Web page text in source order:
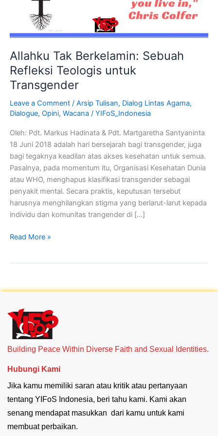
Allahku Tak Berkelamin: Sebuah
Refleksi Teologis untuk
Transgender
Leave a Comment / Arsip Tulisan, Dialog Lintas Agama,
Dialogue, Opini, Wacana / YIFoS_Indonesia
Oleh: Pdt. Markus Hadinata & Pdt. Martgaretha Santyaninta
18 Juni 2018 adalah hari bersejarah bagi transgender, juga
bagi tegaknya keadilan atas akses kesehatan untuk semua.
Pasalnya, pada momentum itu, Organisasi Kesehatan Dunia
atau WHO, menghapus klasifikasi transgender sebagai
penyakit mental. Secara praktis, keputusan tersebut
harusnya menghilangkan stigma yang berlarut-larut kepada
individu dan komunitas trangender di […]
Transgender
Read More »
Building Peace Within Diverse Faith and Sexual Identities.
Hubungi Kami
Jika kamu memiliki saran atau kritik atau pertanyaan
tentang YIFoS Indonesia, beri tahu kami. Kami akan
senang mendapat masukkan dari kamu untuk kami
membuat perbaikan.